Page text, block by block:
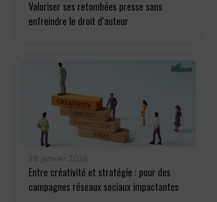
Valoriser ses retombées presse sans
enfreindre le droit d’auteur
28 janvier 2026
Entre créativité et stratégie : pour des
campagnes réseaux sociaux impactantes